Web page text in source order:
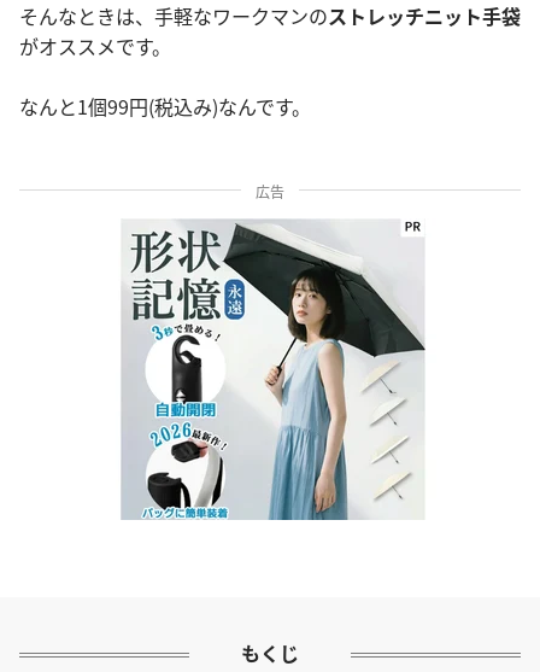
そんなときは、手軽なワークマンのストレッチニット手袋
がオススメです。
なんと1個99円(税込み)なんです。
広告
もくじ